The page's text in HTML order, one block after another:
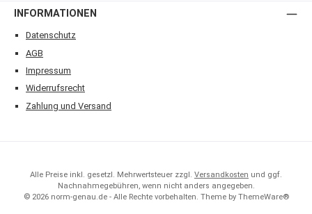
INFORMATIONEN
Datenschutz
AGB
Impressum
Widerrufsrecht
Zahlung und Versand
Alle Preise inkl. gesetzl. Mehrwertsteuer zzgl. Versandkosten und ggf.
Nachnahmegebühren, wenn nicht anders angegeben.
© 2026 norm-genau.de - Alle Rechte vorbehalten. Theme by ThemeWare®